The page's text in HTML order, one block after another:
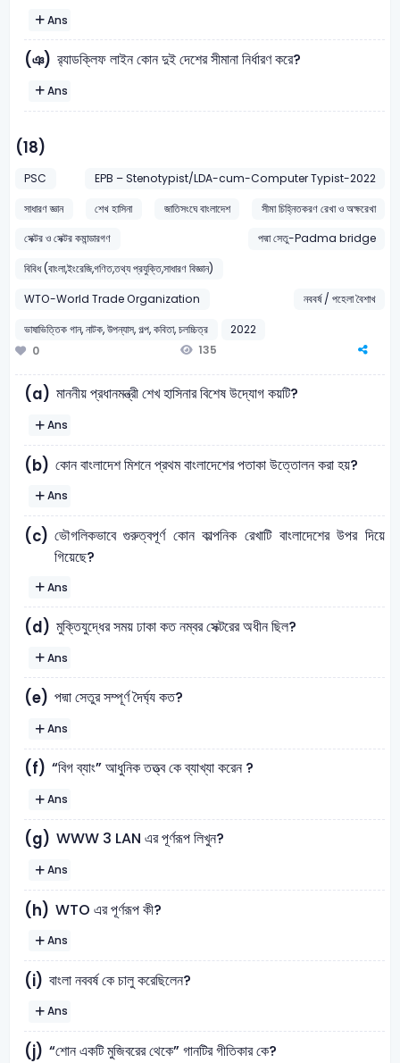
Ans
(ঞ) র‍্যাডক্লিফ লাইন কোন দুই দেশের সীমানা নির্ধারণ করে?
Ans
(18)
PSC
EPB – Stenotypist/LDA-cum-Computer Typist-2022
সাধারণ জ্ঞান
শেখ হাসিনা জাতিসংঘে বাংলাদেশ
সীমা চিহ্নিতকরণ রেখা ও অক্ষরেখা
সেক্টর ও সেক্টর কমান্ডারগণ
পদ্মা সেতু-Padma bridge
বিবিধ (বাংলা,ইংরেজি,গণিত,তথ্য প্রযুক্তি,সাধারণ বিজ্ঞান)
WTO-World Trade Organization
নববর্ষ / পহেলা বৈশাখ
ভাষাভিত্তিক গান, নাটক, উপন্যাস, গল্প, কবিতা, চলচ্চিত্র
2022
0
135
(a) মাননীয় প্রধানমন্ত্রী শেখ হাসিনার বিশেষ উদ্যোগ কয়টি?
Ans
(b) কোন বাংলাদেশ মিশনে প্রথম বাংলাদেশের পতাকা উত্তোলন করা হয়?
Ans
(c) ভৌগলিকভাবে গুরুত্বপূর্ণ কোন কাল্পনিক রেখাটি বাংলাদেশের উপর দিয়ে
গিয়েছে?
Ans
(d) মুক্তিযুদ্ধের সময় ঢাকা কত নম্বর সেক্টরের অধীন ছিল?
Ans
(e) পদ্মা সেতুর সম্পূর্ণ দৈর্ঘ্য কত?
Ans
(f) “বিগ ব্যাং” আধুনিক তত্ত্ব কে ব্যাখ্যা করেন ?
Ans
(g) WWW 3 LAN এর পূর্ণরূপ লিখুন?
Ans
(h) WTO এর পূর্ণরূপ কী?
Ans
(i) বাংলা নববর্ষ কে চালু করেছিলেন?
Ans
(j) “শোন একটি মুজিবরের থেকে” গানটির গীতিকার কে?